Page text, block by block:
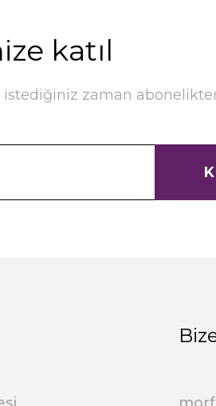
katıl
istediğiniz zaman